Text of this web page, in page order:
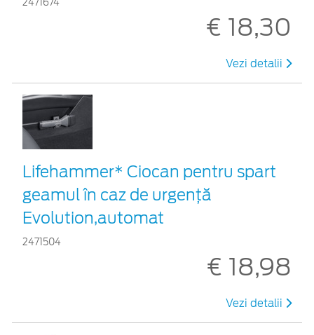
2471674
€ 18,30
Vezi detalii
Lifehammer* Ciocan pentru spart
geamul în caz de urgenţă
Evolution,automat
2471504
€ 18,98
Vezi detalii